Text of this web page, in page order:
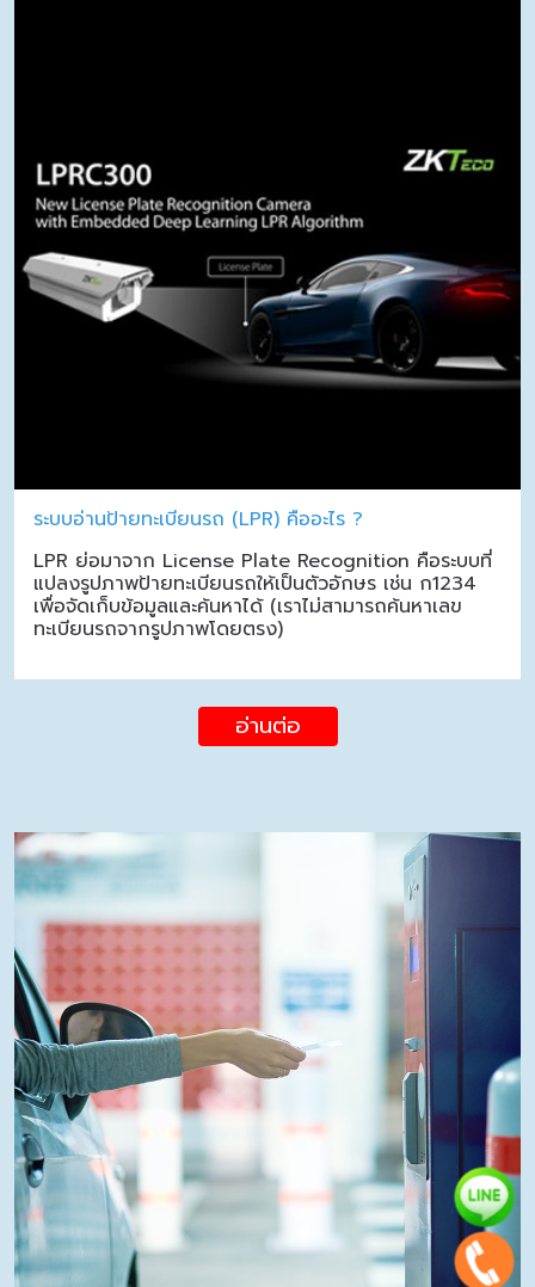
ระบบอ่านป้ายทะเบียนรถ (LPR) คืออะไร ?
LPR ย่อมาจาก License Plate Recognition คือระบบที่
แปลงรูปภาพป้ายทะเบียนรถให้เป็นตัวอักษร เช่น ก1234
เพื่อจัดเก็บข้อมูลและค้นหาได้ (เราไม่สามารถค้นหาเลข
ทะเบียนรถจากรูปภาพโดยตรง)
อ่านต่อ